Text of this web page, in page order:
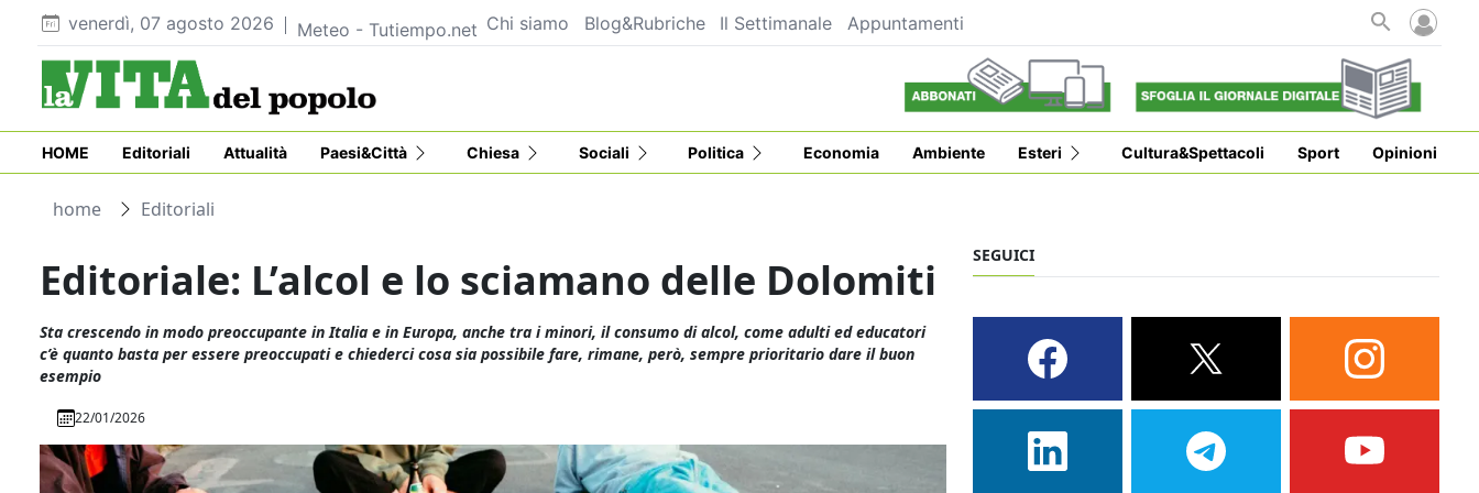
venerdì, 07 agosto 2026 Meteo - Tutiempo.net Chi siamo Blog&Rubriche Il Settimanale Appuntamenti
HOME Editoriali Attualità Paesi&Città Chiesa Sociali Politica Economia Ambiente Esteri Cultura&Spettacoli Sport Opinioni
home Editoriali
Editoriale: L’alcol e lo sciamano delle Dolomiti
Sta crescendo in modo preoccupante in Italia e in Europa, anche tra i minori, il consumo di alcol, come adulti ed educatori
c’è quanto basta per essere preoccupati e chiederci cosa sia possibile fare, rimane, però, sempre prioritario dare il buon
esempio
22/01/2026
SEGUICI